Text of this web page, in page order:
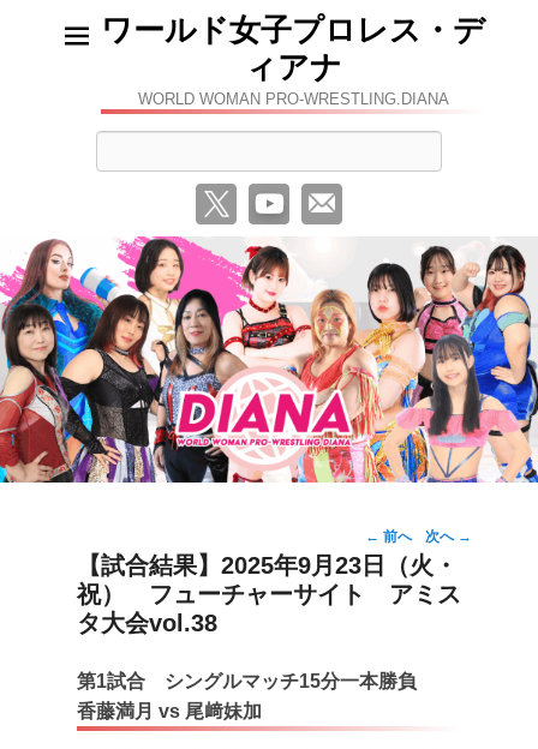
ワールド女子プロレス・デ
ィアナ
WORLD WOMAN PRO-WRESTLING.DIANA
投
稿
ー
シ
ョ
← 前へ 次へ →
【試合結果】2025年9月23日（火・
祝） フューチャーサイト アミス
タ大会vol.38
第1試合 シングルマッチ15分一本勝負
香藤満月 vs 尾﨑妹加